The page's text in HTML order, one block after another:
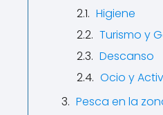
Higiene
Turismo y
Descanso
Ocio y
Pesca en la